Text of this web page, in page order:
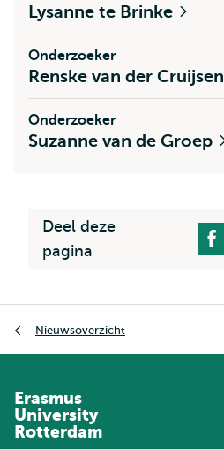
Lysanne te Brinke
Onderzoeker
Renske van der Cruijsen
Onderzoeker
Suzanne van de Groep
Deel deze
pagina
Nieuwsoverzicht
Erasmus
University
Rotterdam